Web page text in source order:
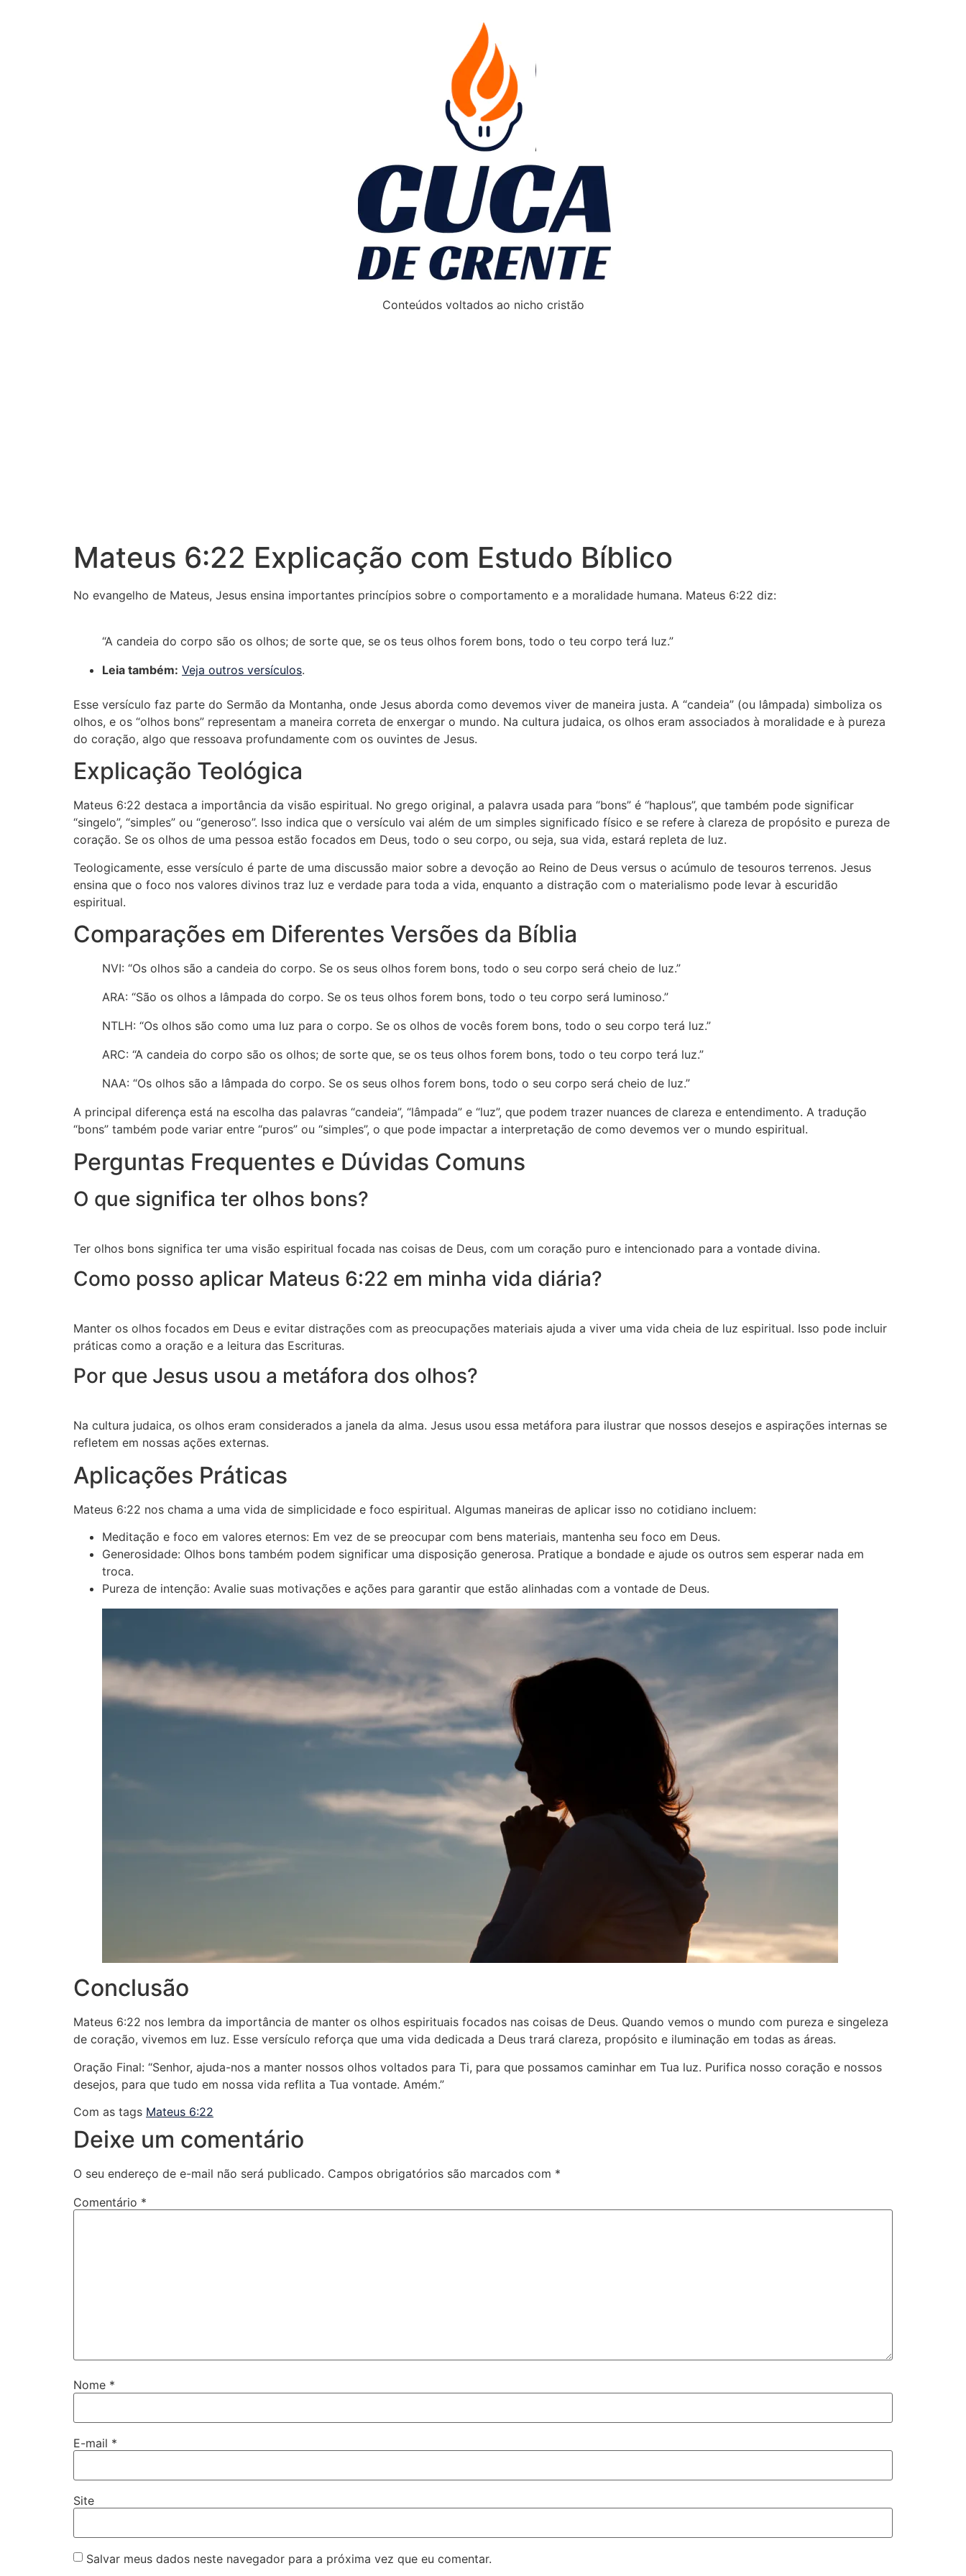
Conteúdos voltados ao nicho cristão
Mateus 6:22 Explicação com Estudo Bíblico
No evangelho de Mateus, Jesus ensina importantes princípios sobre o comportamento e a moralidade humana. Mateus 6:22 diz:
“A candeia do corpo são os olhos; de sorte que, se os teus olhos forem bons, todo o teu corpo terá luz.”
Leia também: Veja outros versículos.
Esse versículo faz parte do Sermão da Montanha, onde Jesus aborda como devemos viver de maneira justa. A “candeia” (ou lâmpada) simboliza os
olhos, e os “olhos bons” representam a maneira correta de enxergar o mundo. Na cultura judaica, os olhos eram associados à moralidade e à pureza
do coração, algo que ressoava profundamente com os ouvintes de Jesus.
Explicação Teológica
Mateus 6:22 destaca a importância da visão espiritual. No grego original, a palavra usada para “bons” é “haplous”, que também pode significar
“singelo”, “simples” ou “generoso”. Isso indica que o versículo vai além de um simples significado físico e se refere à clareza de propósito e pureza de
coração. Se os olhos de uma pessoa estão focados em Deus, todo o seu corpo, ou seja, sua vida, estará repleta de luz.
Teologicamente, esse versículo é parte de uma discussão maior sobre a devoção ao Reino de Deus versus o acúmulo de tesouros terrenos. Jesus
ensina que o foco nos valores divinos traz luz e verdade para toda a vida, enquanto a distração com o materialismo pode levar à escuridão
espiritual.
Comparações em Diferentes Versões da Bíblia
NVI: “Os olhos são a candeia do corpo. Se os seus olhos forem bons, todo o seu corpo será cheio de luz.”
ARA: “São os olhos a lâmpada do corpo. Se os teus olhos forem bons, todo o teu corpo será luminoso.”
NTLH: “Os olhos são como uma luz para o corpo. Se os olhos de vocês forem bons, todo o seu corpo terá luz.”
ARC: “A candeia do corpo são os olhos; de sorte que, se os teus olhos forem bons, todo o teu corpo terá luz.”
NAA: “Os olhos são a lâmpada do corpo. Se os seus olhos forem bons, todo o seu corpo será cheio de luz.”
A principal diferença está na escolha das palavras “candeia”, “lâmpada” e “luz”, que podem trazer nuances de clareza e entendimento. A tradução
“bons” também pode variar entre “puros” ou “simples”, o que pode impactar a interpretação de como devemos ver o mundo espiritual.
Perguntas Frequentes e Dúvidas Comuns
O que significa ter olhos bons?
Ter olhos bons significa ter uma visão espiritual focada nas coisas de Deus, com um coração puro e intencionado para a vontade divina.
Como posso aplicar Mateus 6:22 em minha vida diária?
Manter os olhos focados em Deus e evitar distrações com as preocupações materiais ajuda a viver uma vida cheia de luz espiritual. Isso pode incluir
práticas como a oração e a leitura das Escrituras.
Por que Jesus usou a metáfora dos olhos?
Na cultura judaica, os olhos eram considerados a janela da alma. Jesus usou essa metáfora para ilustrar que nossos desejos e aspirações internas se
refletem em nossas ações externas.
Aplicações Práticas
Mateus 6:22 nos chama a uma vida de simplicidade e foco espiritual. Algumas maneiras de aplicar isso no cotidiano incluem:
Meditação e foco em valores eternos: Em vez de se preocupar com bens materiais, mantenha seu foco em Deus.
Generosidade: Olhos bons também podem significar uma disposição generosa. Pratique a bondade e ajude os outros sem esperar nada em
troca.
Pureza de intenção: Avalie suas motivações e ações para garantir que estão alinhadas com a vontade de Deus.
Conclusão
Mateus 6:22 nos lembra da importância de manter os olhos espirituais focados nas coisas de Deus. Quando vemos o mundo com pureza e singeleza
de coração, vivemos em luz. Esse versículo reforça que uma vida dedicada a Deus trará clareza, propósito e iluminação em todas as áreas.
Oração Final: “Senhor, ajuda-nos a manter nossos olhos voltados para Ti, para que possamos caminhar em Tua luz. Purifica nosso coração e nossos
desejos, para que tudo em nossa vida reflita a Tua vontade. Amém.”
Com as tags Mateus 6:22
Deixe um comentário
O seu endereço de e-mail não será publicado. Campos obrigatórios são marcados com *
Comentário *
Nome *
E-mail *
Site
Salvar meus dados neste navegador para a próxima vez que eu comentar.